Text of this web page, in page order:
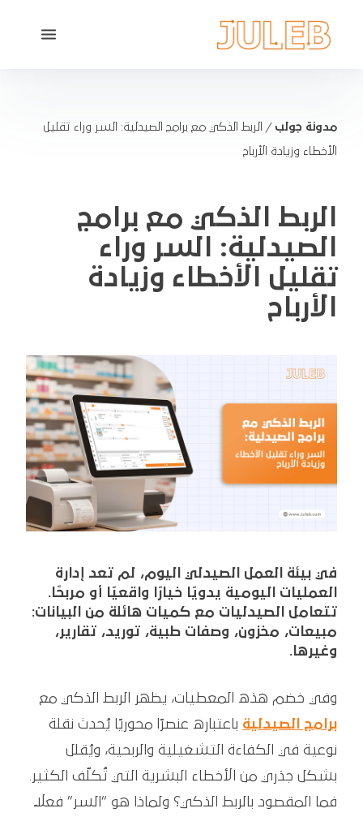
مدونة جولب / الربط الذكي مع برامج الصيدلية: السر وراء تقليل
الأخطاء وزيادة الأرباح
الربط الذكي مع برامج
الصيدلية: السر وراء
تقليل الأخطاء وزيادة
الأرباح
في بيئة العمل الصيدلي اليوم، لم تعد إدارة
العمليات اليومية يدويًا خيارًا واقعيًا أو مربحًا.
تتعامل الصيدليات مع كميات هائلة من البيانات:
مبيعات، مخزون، وصفات طبية، توريد، تقارير،
وغيرها.
وفي خضم هذه المعطيات، يظهر الربط الذكي مع
برامج الصيدلية باعتباره عنصرًا محوريًا يُحدث نقلة
نوعية في الكفاءة التشغيلية والربحية، ويُقلل
بشكل جذري من الأخطاء البشرية التي تُكلّف الكثير.
فما المقصود بالربط الذكي؟ ولماذا هو “السر” فعلاً